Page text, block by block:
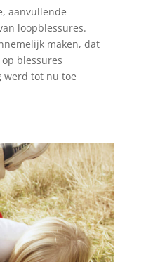
aanvullende
loopblessures.
maken, dat
blessures
werd tot nu toe